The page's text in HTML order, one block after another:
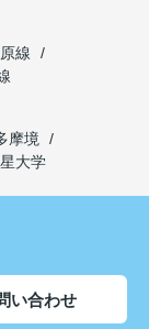
線
摩境
大学
い合わせ